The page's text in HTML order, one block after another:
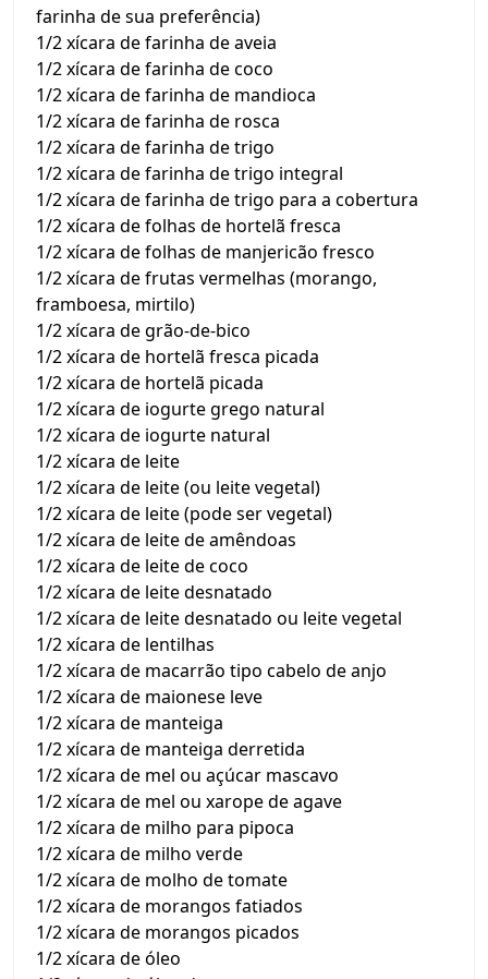
farinha de sua preferência)
1/2 xícara de farinha de aveia
1/2 xícara de farinha de coco
1/2 xícara de farinha de mandioca
1/2 xícara de farinha de rosca
1/2 xícara de farinha de trigo
1/2 xícara de farinha de trigo integral
1/2 xícara de farinha de trigo para a cobertura
1/2 xícara de folhas de hortelã fresca
1/2 xícara de folhas de manjericão fresco
1/2 xícara de frutas vermelhas (morango,
framboesa, mirtilo)
1/2 xícara de grão-de-bico
1/2 xícara de hortelã fresca picada
1/2 xícara de hortelã picada
1/2 xícara de iogurte grego natural
1/2 xícara de iogurte natural
1/2 xícara de leite
1/2 xícara de leite (ou leite vegetal)
1/2 xícara de leite (pode ser vegetal)
1/2 xícara de leite de amêndoas
1/2 xícara de leite de coco
1/2 xícara de leite desnatado
1/2 xícara de leite desnatado ou leite vegetal
1/2 xícara de lentilhas
1/2 xícara de macarrão tipo cabelo de anjo
1/2 xícara de maionese leve
1/2 xícara de manteiga
1/2 xícara de manteiga derretida
1/2 xícara de mel ou açúcar mascavo
1/2 xícara de mel ou xarope de agave
1/2 xícara de milho para pipoca
1/2 xícara de milho verde
1/2 xícara de molho de tomate
1/2 xícara de morangos fatiados
1/2 xícara de morangos picados
1/2 xícara de óleo